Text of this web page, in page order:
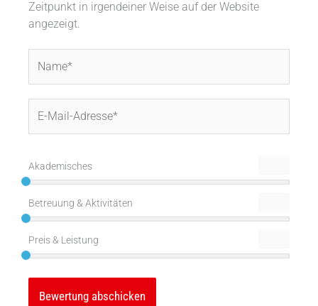
Zeitpunkt in irgendeiner Weise auf der Website
angezeigt.
Mail-
Akademisches
Betreuung & Aktivitäten
Preis & Leistung